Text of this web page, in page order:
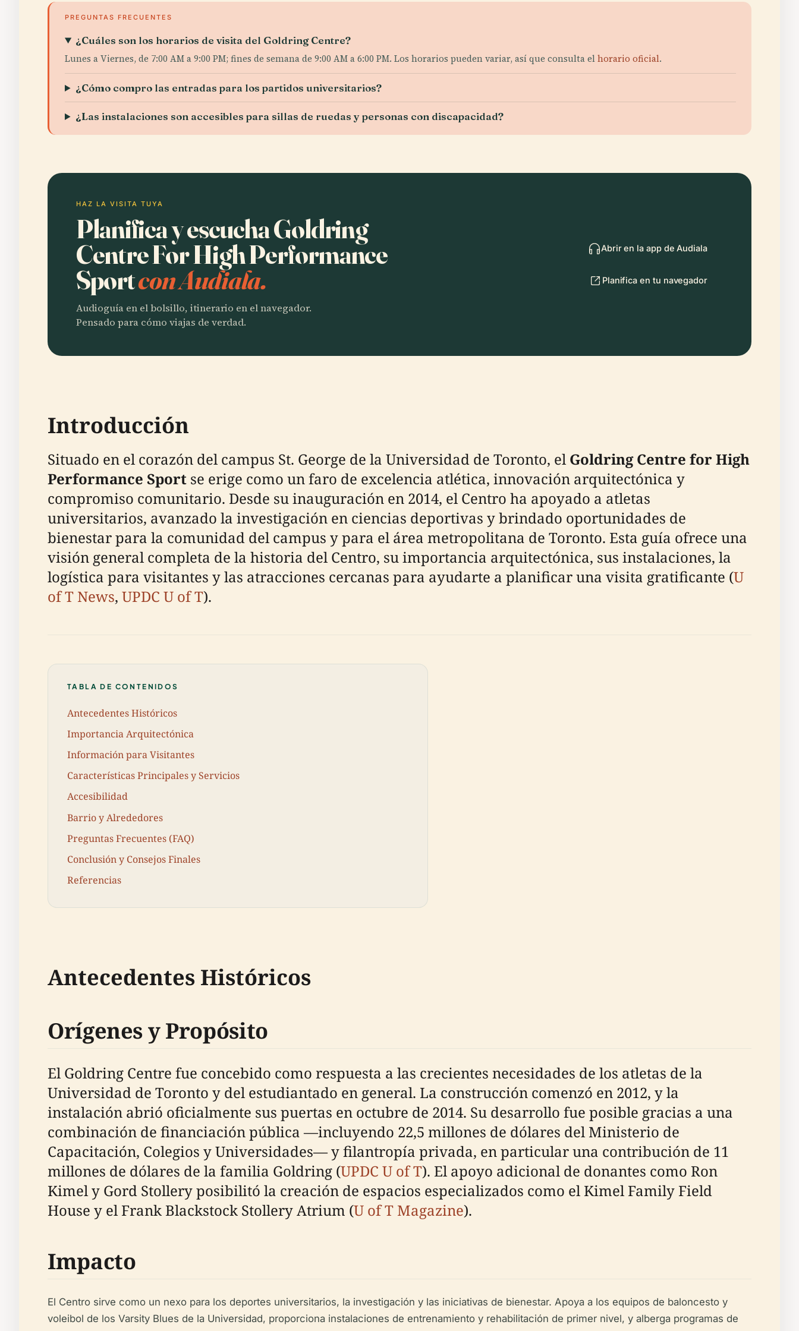
PREGUNTAS FRECUENTES
¿Cuáles son los horarios de visita del Goldring Centre?
Lunes a Viernes, de 7:00 AM a 9:00 PM; fines de semana de 9:00 AM a 6:00 PM. Los horarios pueden variar, así que consulta elhorario oficial.
¿Cómo compro las entradas para los partidos universitarios?
¿Las instalaciones son accesibles para sillas de ruedas y personas con discapacidad?
HAZ LA VISITA TUYA
Planifica y escucha Goldring
Centre For High Performance
Sportcon Audiala.
Audioguía en el bolsillo, itinerario en el navegador.
Pensado para cómo viajas de verdad.
Abrir en la app de Audiala
Planifica en tu navegador
Introducción
Situado en el corazón del campus St. George de la Universidad de Toronto, elGoldring Centre for High
Performance Sport se erige como un faro de excelencia atlética, innovación arquitectónica y
compromiso comunitario. Desde su inauguración en 2014, el Centro ha apoyado a atletas
universitarios, avanzado la investigación en ciencias deportivas y brindado oportunidades de
bienestar para la comunidad del campus y para el área metropolitana de Toronto. Esta guía ofrece una
visión general completa de la historia del Centro, su importancia arquitectónica, sus instalaciones, la
logística para visitantes y las atracciones cercanas para ayudarte a planificar una visita gratificante (U
of T News, UPDC U of T).
TABLA DE CONTENIDOS
Antecedentes Históricos
Importancia Arquitectónica
Información para Visitantes
Características Principales y Servicios
Accesibilidad
Barrio y Alrededores
Preguntas Frecuentes (FAQ)
Conclusión y Consejos Finales
Referencias
Antecedentes Históricos
Orígenes y Propósito
El Goldring Centre fue concebido como respuesta a las crecientes necesidades de los atletas de la
Universidad de Toronto y del estudiantado en general. La construcción comenzó en 2012, y la
instalación abrió oficialmente sus puertas en octubre de 2014. Su desarrollo fue posible gracias a una
combinación de financiación pública —incluyendo 22,5 millones de dólares del Ministerio de
Capacitación, Colegios y Universidades— y filantropía privada, en particular una contribución de 11
millones de dólares de la familia Goldring (UPDC U of T). El apoyo adicional de donantes como Ron
Kimel y Gord Stollery posibilitó la creación de espacios especializados como el Kimel Family Field
House y el Frank Blackstock Stollery Atrium (U of T Magazine).
Impacto
El Centro sirve como un nexo para los deportes universitarios, la investigación y las iniciativas de bienestar. Apoya a los equipos de baloncesto y
voleibol de los Varsity Blues de la Universidad, proporciona instalaciones de entrenamiento y rehabilitación de primer nivel, y alberga programas de